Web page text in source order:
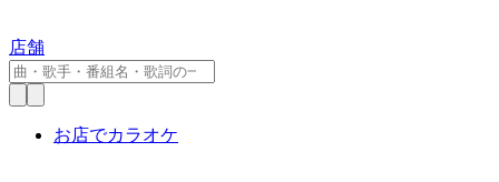
店舗
お店でカラオケ